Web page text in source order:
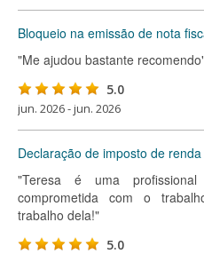
Bloqueio na emissão de nota
"Me ajudou bastante
5.0
jun. 2026 - jun. 2026
Declaração de imposto de renda
"Teresa é uma
comprometida com o
trabalho dela!"
5.0